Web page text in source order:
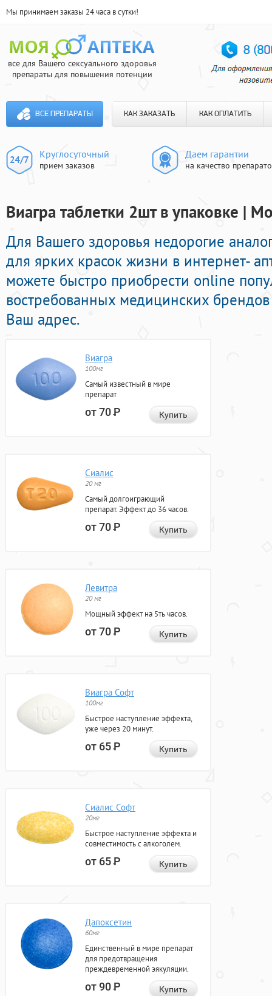
Мы принимаем заказы 24 часа в сутки!
все для Вашего сексуального здоровья
препараты для повышения потенции
ВСЕ ПРЕПАРАТЫ КАК ЗАКАЗАТЬ КАК ОПЛАТИТЬ
Круглосуточный
прием заказов
Даем гарантии
на качество
Виагра таблетки 2шт в упаковке |
Для Вашего здоровья недорогие
для ярких красок жизни в интернет-
можете быстро приобрести online
востребованных медицинских
Ваш адрес.
Виагра
100мг
Самый известный в мире
препарат
от 70Р Купить
Сиалис
20 мг
Самый долгоиграющий
препарат. Эффект до 36 часов.
от 70Р Купить
Левитра
20 мг
Мощный эффект на 5ть часов.
от 70Р Купить
Виагра Софт
100мг
Быстрое наступление эффекта,
уже через 20 минут.
от 65Р Купить
Сиалис Софт
20мг
Быстрое наступление эффекта и
совместимость с алкоголем.
от 65Р Купить
Дапоксетин
60мг
Единственный в мире препарат
для предотвращения
преждевременной эякуляции.
от 90Р Купить